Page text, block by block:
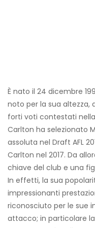
È nato il 24 dicembre
noto per la sua
forti voti contestati
Carlton ha selezionato
assoluta nel Draft AFL
Carlton nel 2017. Da
chiave del club e una
In effetti, la sua
impressionanti
riconosciuto per le sue
attacco; in particolare